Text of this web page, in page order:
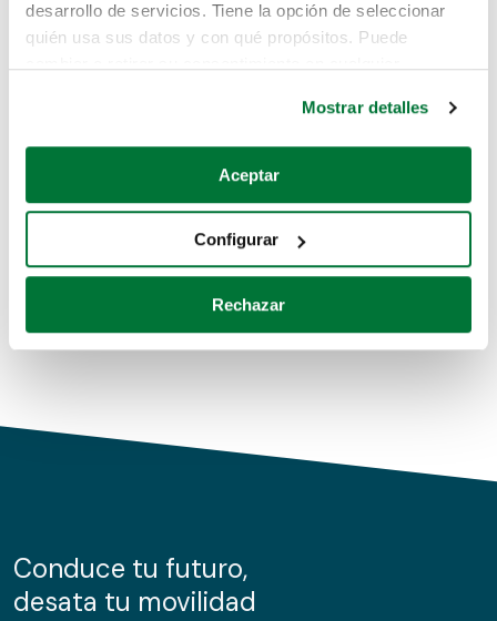
desarrollo de servicios. Tiene la opción de seleccionar
quién usa sus datos y con qué propósitos. Puede
Si lo permite, también quisiéramos:
Recopilar información sobre su ubicación geográfica
Identificar su dispositivo analizándolo activamente
para buscar características específicas (huellas
Obtenga más información sobre cómo se procesan sus
de cookies.
información sobre el uso que haga del sitio web con
nuestros partners de redes sociales, publicidad y análisis
Mostrar detalles
Aceptar
Configurar
Rechazar
Pero puedes encontrar el coche que estás
buscando en alguno de estos enlaces:
Coches de segunda mano
Coches de km0
Conduce tu futuro,
desata tu movilidad